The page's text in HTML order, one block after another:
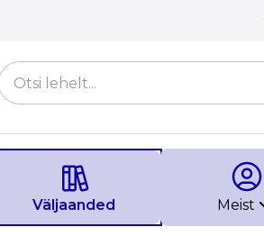
Väljaanded Meist